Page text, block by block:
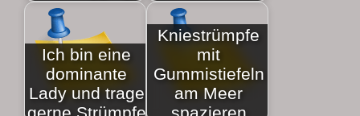
Ich bin eine
dominante
Lady und trage
gerne Strümpfe
Kniestrümpfe
mit
Gummistiefeln
am Meer
spazieren